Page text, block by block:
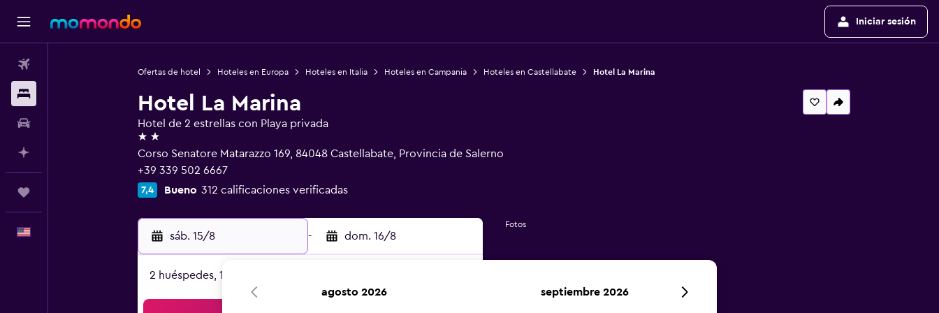
Iniciar sesión
Ofertas de hotel Hoteles en Europa Hoteles en Italia Hoteles en Campania Hoteles en Castellabate Hotel La Marina
Hotel La Marina
Hotel de 2 estrellas con Playa privada
2 estrellas
Corso Senatore Matarazzo 169, 84048 Castellabate, Provincia de Salerno
+39 339 502 6667
7,4 Bueno 312 calificaciones verificadas
sáb. 15/8 - dom. 16/8
2 huéspedes, 1 habitación
Fotos
agosto 2026 septiembre 2026